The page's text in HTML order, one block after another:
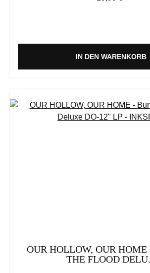
IN DEN WARENKORB
OUR HOLLOW, OUR
THE FLOOD